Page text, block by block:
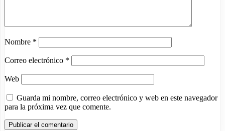
Nombre *
Correo electrónico *
Web
Guarda mi nombre, correo electrónico y web en este navegador
para la próxima vez que comente.